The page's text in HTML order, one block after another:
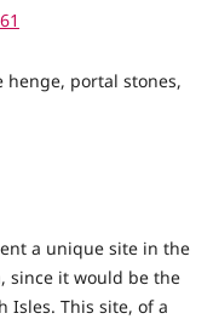
henge, portal stones,
a unique site in the
since it would be the
Isles. This site, of a